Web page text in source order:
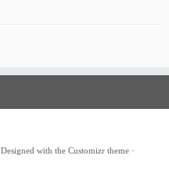
Designed with the Customizr theme·